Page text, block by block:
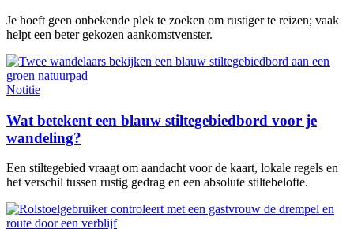
Je hoeft geen onbekende plek te zoeken om rustiger te reizen; vaak
helpt een beter gekozen aankomstvenster.
Notitie
Wat betekent een blauw stiltegebiedbord voor je
wandeling?
Een stiltegebied vraagt om aandacht voor de kaart, lokale regels en
het verschil tussen rustig gedrag en een absolute stiltebelofte.